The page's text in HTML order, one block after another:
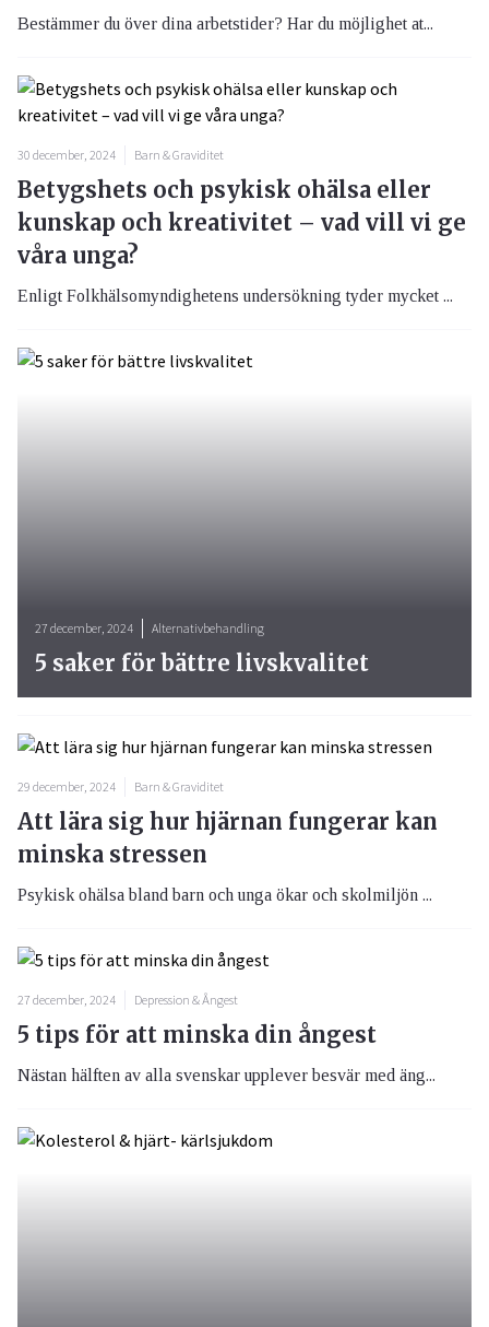
Bestämmer du över dina arbetstider? Har du möjlighet at...
30 december, 2024 Barn & Graviditet
Betygshets och psykisk ohälsa eller
kunskap och kreativitet – vad vill vi ge
våra unga?
Enligt Folkhälsomyndighetens undersökning tyder mycket ...
29 december, 2024 Barn & Graviditet
Att lära sig hur hjärnan fungerar kan
minska stressen
Psykisk ohälsa bland barn och unga ökar och skolmiljön ...
27 december, 2024 Depression & Ångest
5 tips för att minska din ångest
Nästan hälften av alla svenskar upplever besvär med äng...
27 december, 2024 Alternativbehandling
5 saker för bättre livskvalitet